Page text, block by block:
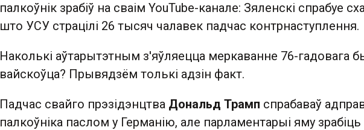
палкоўнік зрабіў на сваім YouTube-канале: Зяленскі спрабуе
што УСУ страцілі 26 тысяч чалавек падчас контрнаступлення.
Наколькі аўтарытэтным з'яўляецца меркаванне 76-гадовага
вайскоўца? Прывядзём толькі адзін факт.
Падчас свайго прэзідэнцтва Дональд Трамп спрабаваў
палкоўніка паслом у Германію, але парламентарыі яму зрабіць